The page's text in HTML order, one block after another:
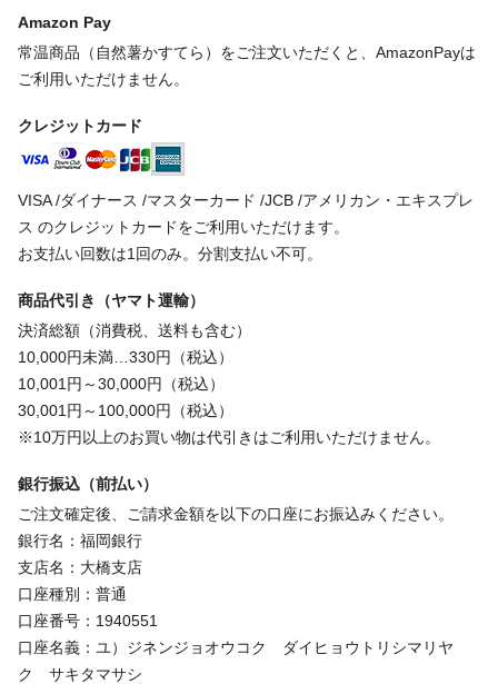
Amazon Pay
常温商品（自然薯かすてら）をご注文いただくと、AmazonPayは
ご利用いただけません。
クレジットカード
VISA /ダイナース /マスターカード /JCB /アメリカン・エキスプレ
ス のクレジットカードをご利用いただけます。
お支払い回数は1回のみ。分割支払い不可。
商品代引き（ヤマト運輸）
決済総額（消費税、送料も含む）
10,000円未満…330円（税込）
10,001円～30,000円（税込）
30,001円～100,000円（税込）
※10万円以上のお買い物は代引きはご利用いただけません。
銀行振込（前払い）
ご注文確定後、ご請求金額を以下の口座にお振込みください。
銀行名：福岡銀行
支店名：大橋支店
口座種別：普通
口座番号：1940551
口座名義：ユ）ジネンジョオウコク ダイヒョウトリシマリヤ
ク サキタマサシ